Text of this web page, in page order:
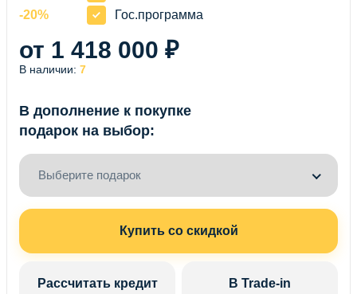
-20%
Гос.программа
от 1 418 000 ₽
В наличии: 7
В дополнение к покупке
подарок на выбор:
Выберите подарок
Купить со скидкой
Рассчитать кредит В Trade-in